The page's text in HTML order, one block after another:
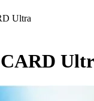
Ultra